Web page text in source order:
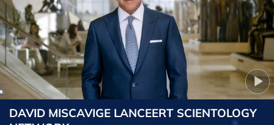
DAVID MISCAVIGE LANCEERT SCIENTOLOGY